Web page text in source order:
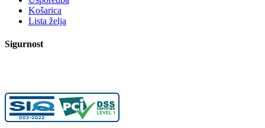
Košarica
Lista želja
Sigurnost